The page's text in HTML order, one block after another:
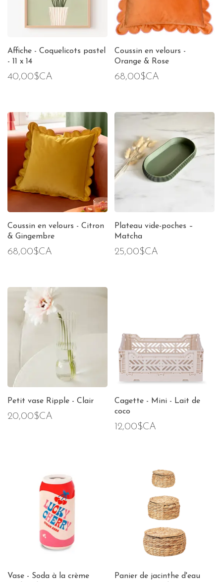
Affiche - Coquelicots pastel
- 11 x 14
40,00$CA
Coussin en velours -
Orange & Rose
68,00$CA
Coussin en velours - Citron
& Gingembre
68,00$CA
Plateau vide-poches –
Matcha
25,00$CA
Petit vase Ripple - Clair
20,00$CA
Cagette - Mini - Lait de
coco
12,00$CA
Vase - Soda à la crème
Panier de jacinthe d'eau